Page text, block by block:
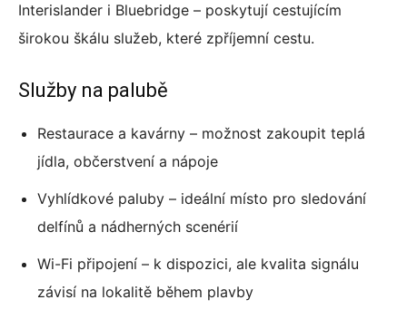
Interislander i Bluebridge – poskytují cestujícím
širokou škálu služeb, které zpříjemní cestu.
Služby na palubě
Restaurace a kavárny – možnost zakoupit teplá
jídla, občerstvení a nápoje
Vyhlídkové paluby – ideální místo pro sledování
delfínů a nádherných scenérií
Wi-Fi připojení – k dispozici, ale kvalita signálu
závisí na lokalitě během plavby